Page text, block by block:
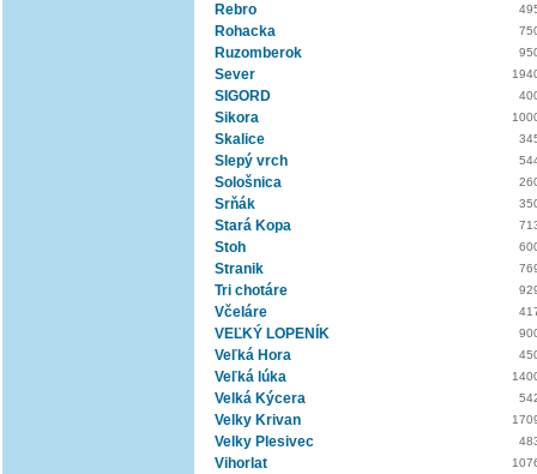
Rebro
Rohacka
Ruzomberok
Sever
SIGORD
Sikora
Skalice
Slepý vrch
Sološnica
Srňák
Stará Kopa
Stoh
Stranik
Tri chotáre
Včeláre
VEĽKÝ LOPENÍK
Veľká Hora
Veľká lúka
Velká Kýcera
Velky Krivan
Velky Plesivec
Vihorlat